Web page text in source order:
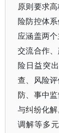
原则要求
险防控体
应涵盖两
交流合作
险日益突
查、风险
防、事中
与纠纷化
调解等多